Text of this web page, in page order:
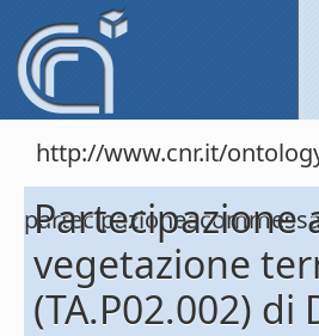
http://www.cnr.it/
Partecipazione
vegetazione
(TA.P02.002) di